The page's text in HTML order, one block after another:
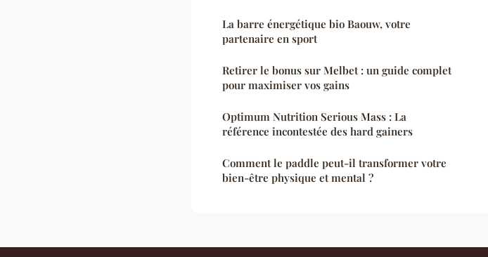
La barre énergétique bio Baouw, votre
partenaire en sport
Retirer le bonus sur Melbet : un guide complet
pour maximiser vos gains
Optimum Nutrition Serious Mass : La
référence incontestée des hard gainers
Comment le paddle peut-il transformer votre
bien-être physique et mental ?